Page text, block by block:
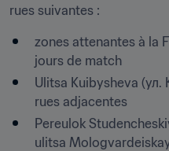
rues suivantes :
zones attenantes à la
jours de match
Ulitsa Kuibysheva
rues adjacentes
Pereulok
ulitsa